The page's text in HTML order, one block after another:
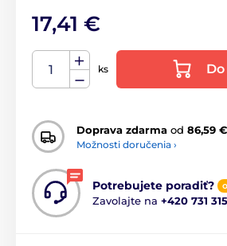
17,41 €
ks
Doprava zdarma od 86,59 €
Možnosti doručenia ›
Potrebujete poradiť?
Zavolajte na +420 731